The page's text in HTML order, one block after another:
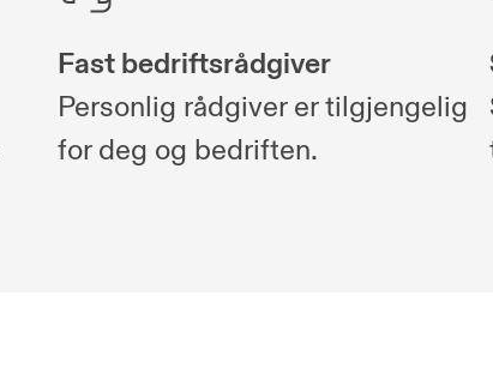
Fast bedriftsrådgiver
Personlig rådgiver er tilgjengelig
for deg og bedriften.